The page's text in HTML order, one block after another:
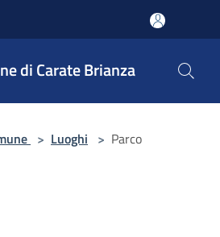
di Carate Brianza
> Luoghi > Parco